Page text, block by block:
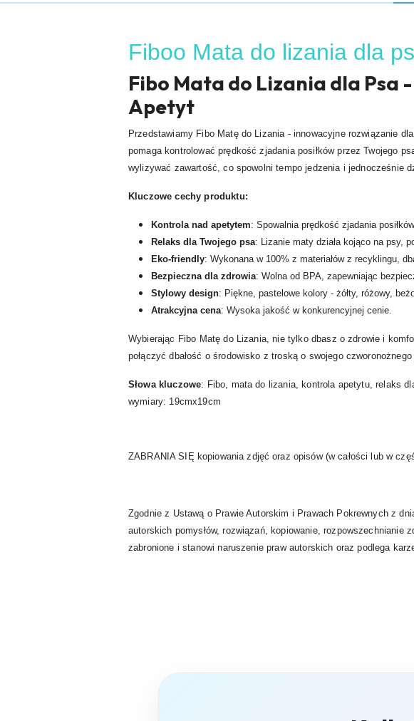
Fiboo Mata do lizania dla
Fibo Mata do Lizania dla Psa
Apetyt
Przedstawiamy Fibo Matę do Lizania - innowacyjne rozwiązanie
pomaga kontrolować prędkość zjadania posiłków przez Twojego
wylizywać zawartość, co spowolni tempo jedzenia i jednocześnie
Kluczowe cechy produktu:
Kontrola nad apetytem: Spowalnia prędkość zjadania
Relaks dla Twojego psa: Lizanie maty działa kojąco na psy,
Eko-friendly: Wykonana w 100% z materiałów z recyklingu,
Bezpieczna dla zdrowia: Wolna od BPA, zapewniając
Stylowy design: Piękne, pastelowe kolory - żółty, różowy,
Atrakcyjna cena: Wysoka jakość w konkurencyjnej cenie.
Wybierając Fibo Matę do Lizania, nie tylko dbasz o zdrowie i
połączyć dbałość o środowisko z troską o swojego
Słowa kluczowe: Fibo, mata do lizania, kontrola apetytu, relaks
wymiary: 19cmx19cm
ZABRANIA SIĘ kopiowania zdjęć oraz opisów (w całości lub w
Zgodnie z Ustawą o Prawie Autorskim i Prawach Pokrewnych z
autorskich pomysłów, rozwiązań, kopiowanie,
zabronione i stanowi naruszenie praw autorskich oraz podlega